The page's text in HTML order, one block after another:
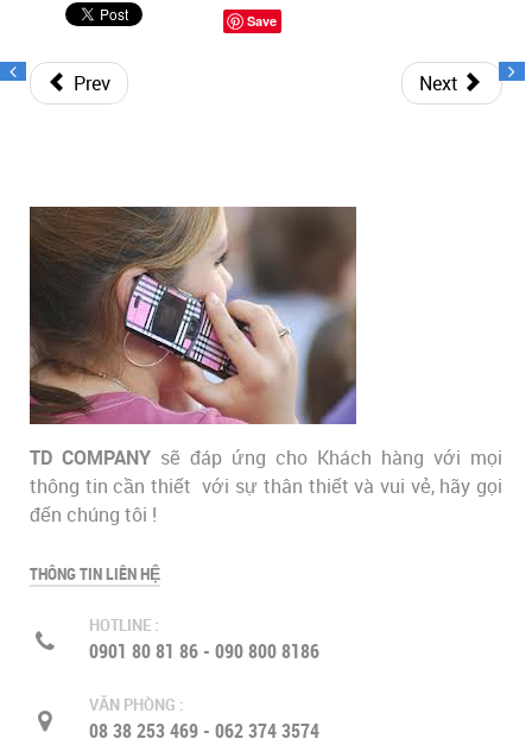
Save
Prev Next
TD COMPANY sẽ đáp ứng cho Khách hàng với mọi
thông tin cần thiết với sự thân thiết và vui vẻ, hãy gọi
đến chúng tôi !
THÔNG TIN LIÊN HỆ
HOTLINE :
0901 80 81 86 - 090 800 8186
VĂN PHÒNG :
08 38 253 469 - 062 374 3574